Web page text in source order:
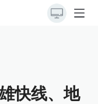
快线、地